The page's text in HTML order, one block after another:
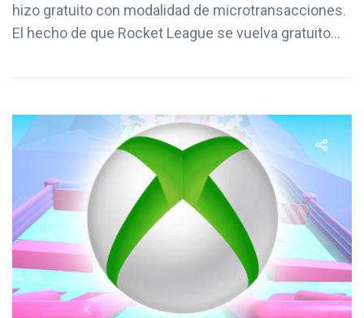
hizo gratuito con modalidad de microtransacciones.
El hecho de que Rocket League se vuelva gratuito...